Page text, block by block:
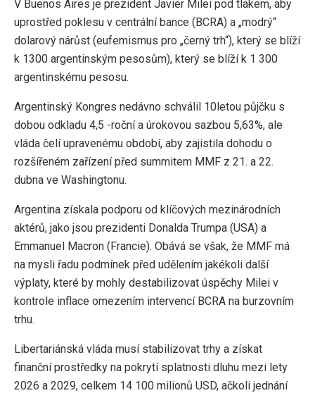
V Buenos Aires je prezident Javier Milei pod tlakem, aby
uprostřed poklesu v centrální bance (BCRA) a „modrý“
dolarový nárůst (eufemismus pro „černý trh“), který se blíží
k 1300 argentinským pesosům), který se blíží k 1 300
argentinskému pesosu.
Argentinský Kongres nedávno schválil 10letou půjčku s
dobou odkladu 4,5 -roční a úrokovou sazbou 5,63%, ale
vláda čelí upravenému období, aby zajistila dohodu o
rozšířeném zařízení před summitem MMF z 21. a 22.
dubna ve Washingtonu.
Argentina získala podporu od klíčových mezinárodních
aktérů, jako jsou prezidenti Donalda Trumpa (USA) a
Emmanuel Macron (Francie). Obává se však, že MMF má
na mysli řadu podmínek před udělením jakékoli další
výplaty, které by mohly destabilizovat úspěchy Milei v
kontrole inflace omezením intervencí BCRA na burzovním
trhu.
Libertariánská vláda musí stabilizovat trhy a získat
finanční prostředky na pokrytí splatnosti dluhu mezi lety
2026 a 2029, celkem 14 100 milionů USD, ačkoli jednání